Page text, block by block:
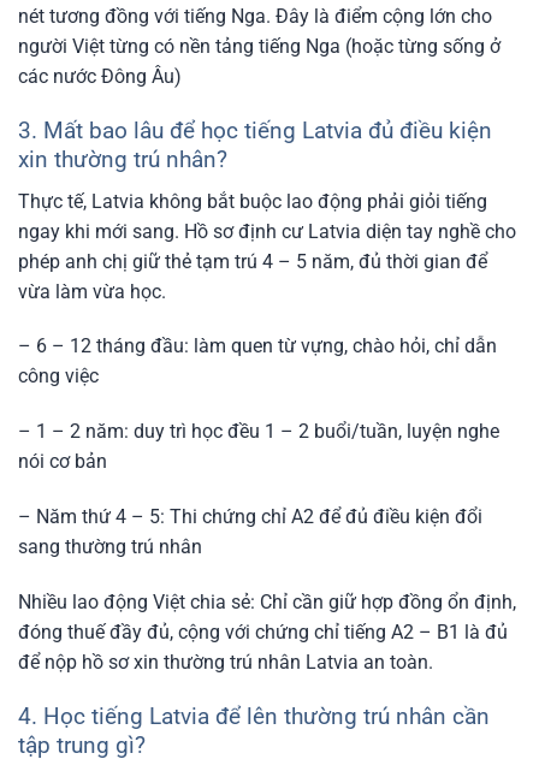
nét tương đồng với tiếng Nga. Đây là điểm cộng lớn cho
người Việt từng có nền tảng tiếng Nga (hoặc từng sống ở
các nước Đông Âu)
3. Mất bao lâu để học tiếng Latvia đủ điều kiện
xin thường trú nhân?
Thực tế, Latvia không bắt buộc lao động phải giỏi tiếng
ngay khi mới sang. Hồ sơ định cư Latvia diện tay nghề cho
phép anh chị giữ thẻ tạm trú 4 – 5 năm, đủ thời gian để
vừa làm vừa học.
– 6 – 12 tháng đầu: làm quen từ vựng, chào hỏi, chỉ dẫn
công việc
– 1 – 2 năm: duy trì học đều 1 – 2 buổi/tuần, luyện nghe
nói cơ bản
– Năm thứ 4 – 5: Thi chứng chỉ A2 để đủ điều kiện đổi
sang thường trú nhân
Nhiều lao động Việt chia sẻ: Chỉ cần giữ hợp đồng ổn định,
đóng thuế đầy đủ, cộng với chứng chỉ tiếng A2 – B1 là đủ
để nộp hồ sơ xin thường trú nhân Latvia an toàn.
4. Học tiếng Latvia để lên thường trú nhân cần
tập trung gì?